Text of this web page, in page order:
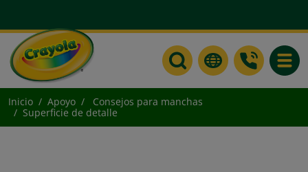
Inicio Apoyo
Consejos para manchas
Superficie de detalle